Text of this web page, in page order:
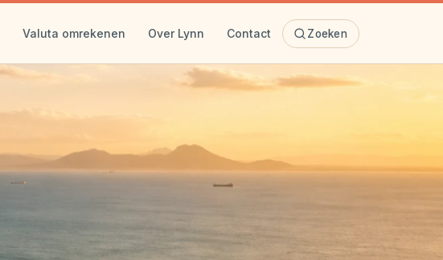
Valuta omrekenen Over Lynn Contact Zoeken